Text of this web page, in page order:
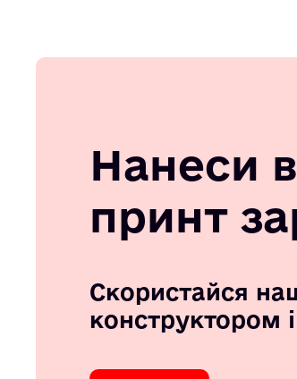
Нанеси
принт
Скористайся
конструктором